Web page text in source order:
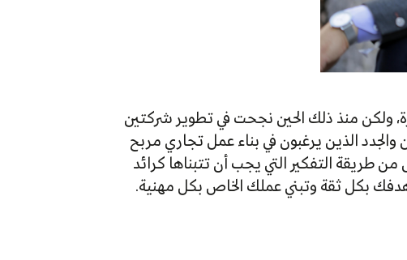
ولكن منذ ذلك الحين نجحت في تطوير شركتين
الذين يرغبون في بناء عمل تجاري مربح
طريقة التفكير التي يجب أن تتبناها كرائد
هدفك بكل ثقة وتبني عملك الخاص بكل مهنية.